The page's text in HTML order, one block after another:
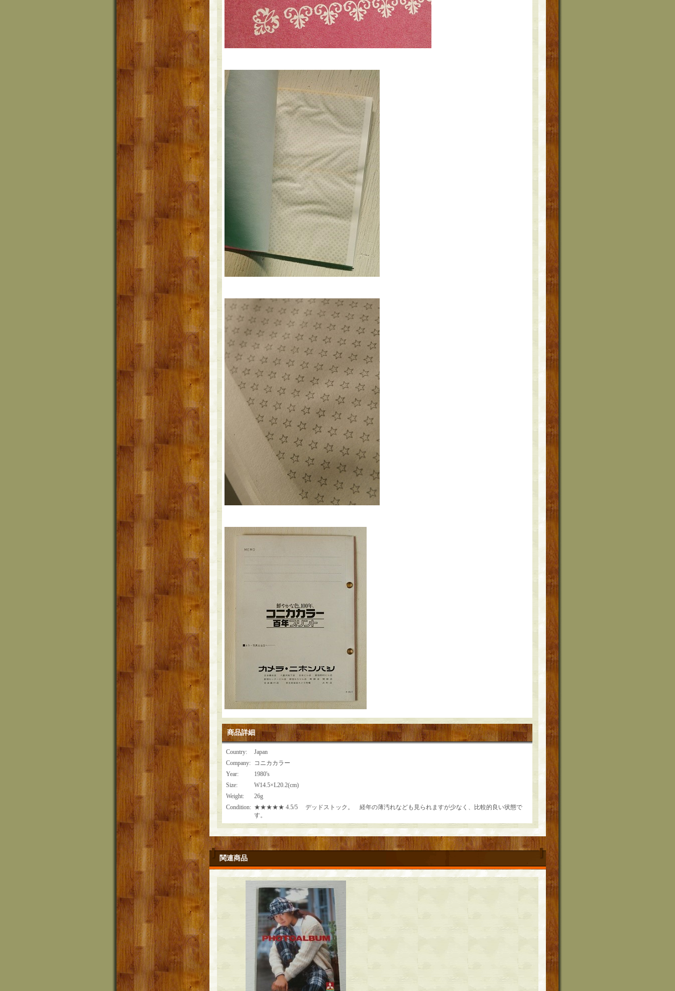
商品詳細
Country:
Japan
Company: コニカカラー
Year:
1980's
Size:
W14.5×L20.2(cm)
Weight:
26g
Condition: ★★★★★ 4.5/5 デッドストック。 経年の薄汚れなども見られますが少なく、比較的良い状態で
す。
関連商品